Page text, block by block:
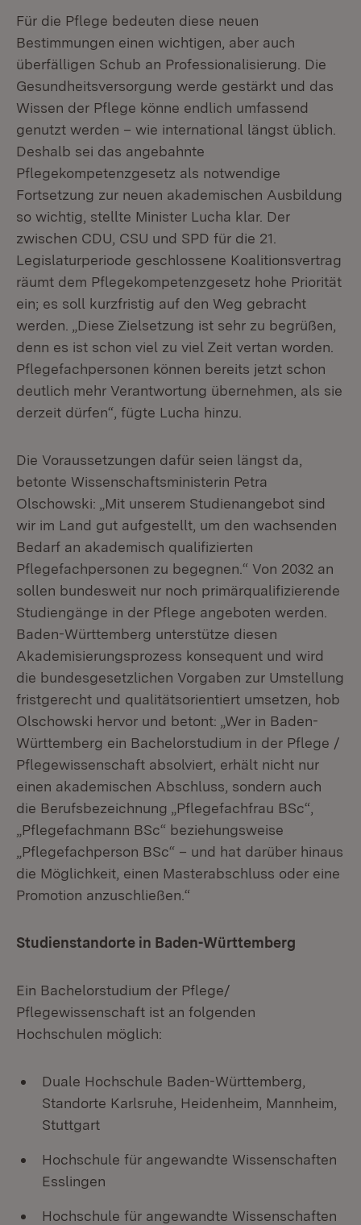
Für die Pflege bedeuten diese neuen
Bestimmungen einen wichtigen, aber auch
überfälligen Schub an Professionalisierung. Die
Gesundheitsversorgung werde gestärkt und das
Wissen der Pflege könne endlich umfassend
genutzt werden – wie international längst üblich.
Deshalb sei das angebahnte
Pflegekompetenzgesetz als notwendige
Fortsetzung zur neuen akademischen Ausbildung
so wichtig, stellte Minister Lucha klar. Der
zwischen CDU, CSU und SPD für die 21.
Legislaturperiode geschlossene Koalitionsvertrag
räumt dem Pflegekompetenzgesetz hohe Priorität
ein; es soll kurzfristig auf den Weg gebracht
werden. „Diese Zielsetzung ist sehr zu begrüßen,
denn es ist schon viel zu viel Zeit vertan worden.
Pflegefachpersonen können bereits jetzt schon
deutlich mehr Verantwortung übernehmen, als sie
derzeit dürfen“, fügte Lucha hinzu.
Die Voraussetzungen dafür seien längst da,
betonte Wissenschaftsministerin Petra
Olschowski: „Mit unserem Studienangebot sind
wir im Land gut aufgestellt, um den wachsenden
Bedarf an akademisch qualifizierten
Pflegefachpersonen zu begegnen.“ Von 2032 an
sollen bundesweit nur noch primärqualifizierende
Studiengänge in der Pflege angeboten werden.
Baden-Württemberg unterstütze diesen
Akademisierungsprozess konsequent und wird
die bundesgesetzlichen Vorgaben zur Umstellung
fristgerecht und qualitätsorientiert umsetzen, hob
Olschowski hervor und betont: „Wer in Baden-
Württemberg ein Bachelorstudium in der Pflege /
Pflegewissenschaft absolviert, erhält nicht nur
einen akademischen Abschluss, sondern auch
die Berufsbezeichnung „Pflegefachfrau BSc“,
„Pflegefachmann BSc“ beziehungsweise
„Pflegefachperson BSc“ – und hat darüber hinaus
die Möglichkeit, einen Masterabschluss oder eine
Promotion anzuschließen.“
Studienstandorte in Baden-Württemberg
Ein Bachelorstudium der Pflege/
Pflegewissenschaft ist an folgenden
Hochschulen möglich:
Duale Hochschule Baden-Württemberg,
Standorte Karlsruhe, Heidenheim, Mannheim,
Stuttgart
Hochschule für angewandte Wissenschaften
Esslingen
Hochschule für angewandte Wissenschaften